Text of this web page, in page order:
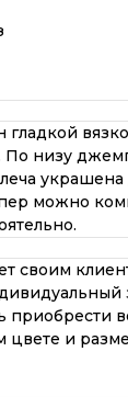
По низу
можно
своим
приобрести
цвете и